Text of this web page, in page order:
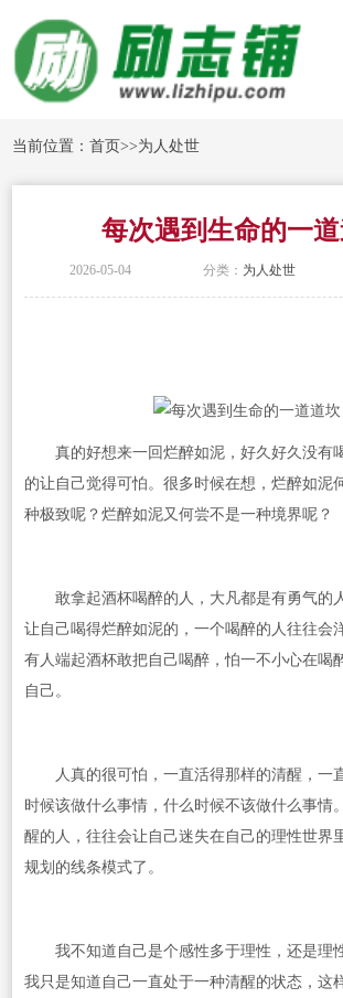
当前位置：首页>>为人处世
每次遇到生命的一
2026-05-04 分类： 为人处世
真的好想来一回烂醉如泥，好久好久没有
的让自己觉得可怕。很多时候在想，烂醉如泥
种极致呢？烂醉如泥又何尝不是一种境界呢？
敢拿起酒杯喝醉的人，大凡都是有勇气的
让自己喝得烂醉如泥的，一个喝醉的人往往会
有人端起酒杯敢把自己喝醉，怕一不小心在喝
自己。
人真的很可怕，一直活得那样的清醒，一
时候该做什么事情，什么时候不该做什么事情
醒的人，往往会让自己迷失在自己的理性世界
规划的线条模式了。
我不知道自己是个感性多于理性，还是理性
我只是知道自己一直处于一种清醒的状态，这